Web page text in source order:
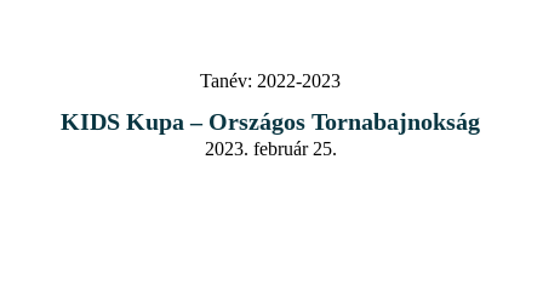
Tanév: 2022-2023
KIDS Kupa – Országos Tornabajnokság
2023. február 25.